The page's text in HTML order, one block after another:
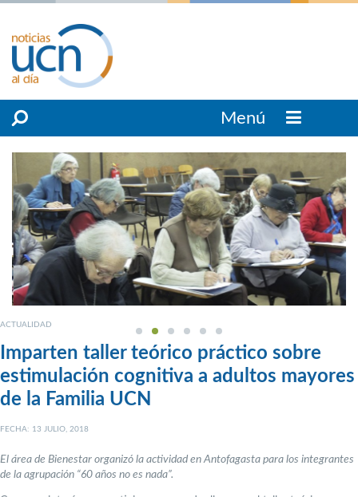
Menú
ACTUALIDAD
Imparten taller teórico práctico sobre
estimulación cognitiva a adultos mayores
de la Familia UCN
FECHA: 13 JULIO, 2018
El área de Bienestar organizó la actividad en Antofagasta para los integrantes
de la agrupación “60 años no es nada”.